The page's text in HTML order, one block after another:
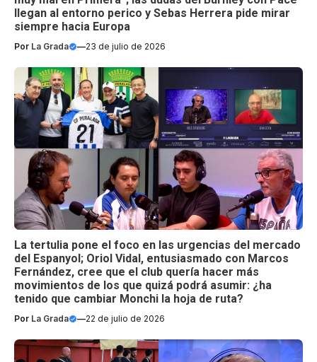
llegan al entorno perico y Sebas Herrera pide mirar
siempre hacia Europa
Por La Grada —23 de julio de 2026
La tertulia pone el foco en las urgencias del mercado
del Espanyol; Oriol Vidal, entusiasmado con Marcos
Fernández, cree que el club quería hacer más
movimientos de los que quizá podrá asumir: ¿ha
tenido que cambiar Monchi la hoja de ruta?
Por La Grada —22 de julio de 2026